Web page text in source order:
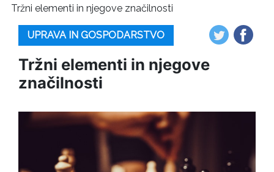
Tržni elementi in njegove značilnosti
UPRAVA IN GOSPODARSTVO
Tržni elementi in njegove
značilnosti